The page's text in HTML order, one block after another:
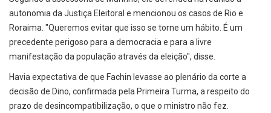
autonomia da Justiça Eleitoral e mencionou os casos de Rio e
Roraima. "Queremos evitar que isso se torne um hábito. É um
precedente perigoso para a democracia e para a livre
manifestação da população através da eleição", disse.
Havia expectativa de que Fachin levasse ao plenário da corte a
decisão de Dino, confirmada pela Primeira Turma, a respeito do
prazo de desincompatibilização, o que o ministro não fez.